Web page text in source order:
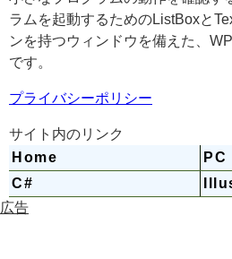
ラムを起動するためのListBoxと
ンを持つウィンドウを備えた、
です。
プライバシーポリシー
サイト内のリンク
Home
PC
C#